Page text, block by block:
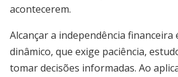
acontecerem.
Alcançar a independência financeira
dinâmico, que exige paciência,
tomar decisões informadas. Ao